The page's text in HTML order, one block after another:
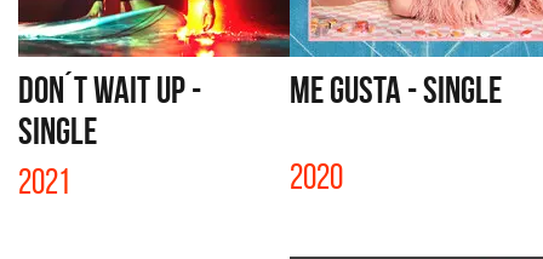
DON´T WAIT UP -
SINGLE
2021
ME GUSTA - SINGLE
2020